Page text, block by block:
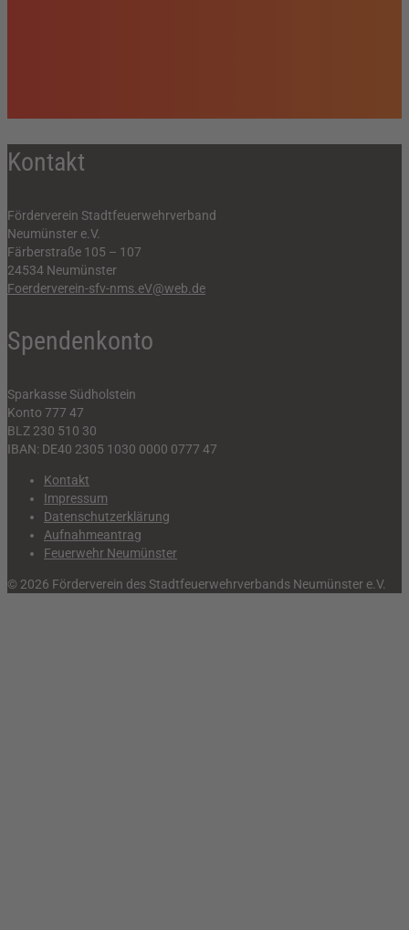
Kontakt
Förderverein Stadtfeuerwehrverband
Neumünster e.V.
Färberstraße 105 – 107
24534 Neumünster
Foerderverein-sfv-nms.eV@web.de
Spendenkonto
Sparkasse Südholstein
Konto 777 47
BLZ 230 510 30
IBAN: DE40 2305 1030 0000 0777 47
Kontakt
Impressum
Datenschutzerklärung
Aufnahmeantrag
Feuerwehr Neumünster
© 2026 Förderverein des Stadtfeuerwehrverbands Neumünster e.V.